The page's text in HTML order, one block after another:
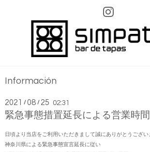
Información
2021 /08 / 25 02:31
緊急事態措置延長による営業時
日頃より当店をご利用いただきまして誠にありがとうござい
神奈川県による緊急事態宣言延長に従い